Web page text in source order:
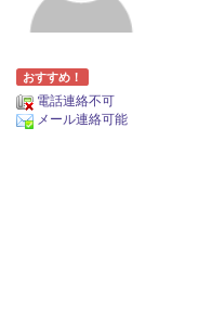
おすすめ！
電話連絡不可
メール連絡可能